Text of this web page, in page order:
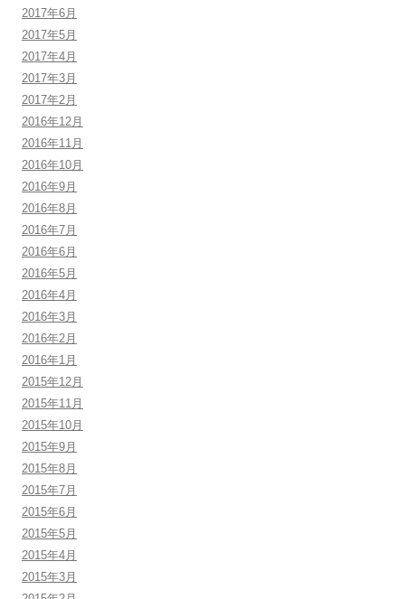
2017年6月
2017年5月
2017年4月
2017年3月
2017年2月
2016年12月
2016年11月
2016年10月
2016年9月
2016年8月
2016年7月
2016年6月
2016年5月
2016年4月
2016年3月
2016年2月
2016年1月
2015年12月
2015年11月
2015年10月
2015年9月
2015年8月
2015年7月
2015年6月
2015年5月
2015年4月
2015年3月